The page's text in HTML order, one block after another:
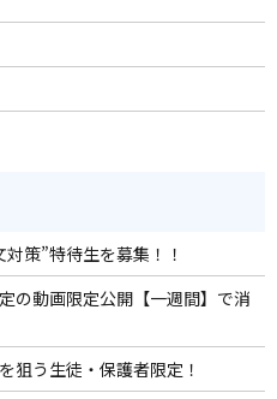
策”特待生を募集！！
の動画限定公開【一週間】で消
狙う生徒・保護者限定！